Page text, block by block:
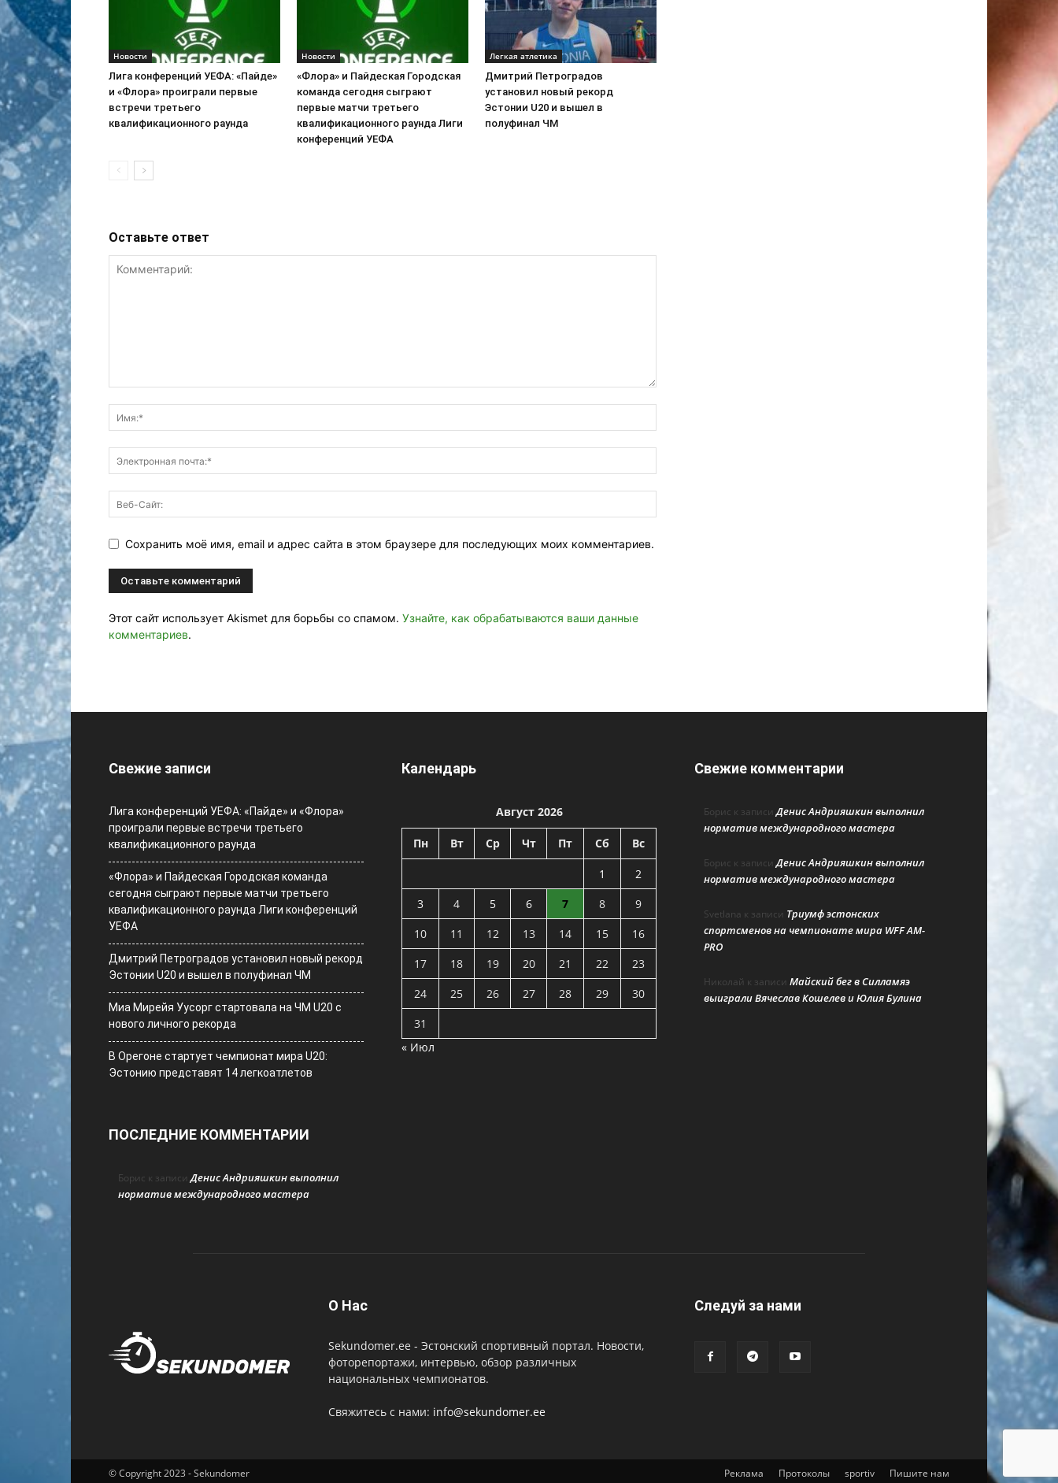
Новости
Лига конференций УЕФА: «Пайде»
и «Флора» проиграли первые
встречи третьего
квалификационного раунда
Новости
«Флора» и Пайдеская Городская
команда сегодня сыграют
первые матчи третьего
квалификационного раунда Лиги
конференций УЕФА
Легкая атлетика
Дмитрий Петроградов
установил новый рекорд
Эстонии U20 и вышел в
полуфинал ЧМ
Оставьте ответ
Сохранить моё имя, email и адрес сайта в этом браузере для последующих моих комментариев.
Этот сайт использует Akismet для борьбы со спамом. Узнайте, как обрабатываются ваши данные
комментариев.
Свежие записи
Лига конференций УЕФА: «Пайде» и «Флора»
проиграли первые встречи третьего
квалификационного раунда
«Флора» и Пайдеская Городская команда
сегодня сыграют первые матчи третьего
квалификационного раунда Лиги конференций
УЕФА
Дмитрий Петроградов установил новый рекорд
Эстонии U20 и вышел в полуфинал ЧМ
Миа Мирейя Уусорг стартовала на ЧМ U20 c
нового личного рекорда
В Орегоне стартует чемпионат мира U20:
Эстонию представят 14 легкоатлетов
ПОСЛЕДНИЕ КОММЕНТАРИИ
Борис к записиДенис Андрияшкин выполнил
норматив международного мастера
Календарь
Август 2026
Пн Вт Ср Чт Пт Сб Вс
1
2
3
4 5 6 7 8
9
10
11 12 13 14 15
16
17
18 19 20 21 22
23
24
25 26 27 28 29
30
31
« Июл
Свежие комментарии
Борис к записиДенис Андрияшкин выполнил
норматив международного мастера
Борис к записиДенис Андрияшкин выполнил
норматив международного мастера
Svetlana к записи Триумф эстонских
спортсменов на чемпионате мира WFF AM-
PRO
Николай к записи Майский бег в Силламяэ
выиграли Вячеслав Кошелев и Юлия Булина
О Нас
Sekundomer.ee - Эстонский спортивный портал. Новости,
фоторепортажи, интервью, обзор различных
национальных чемпионатов.
Свяжитесь с нами: info@sekundomer.ee
Cледуй за нами
Реклама Протоколы sportiv Пишите нам
© Copyright 2023 - Sekundomer